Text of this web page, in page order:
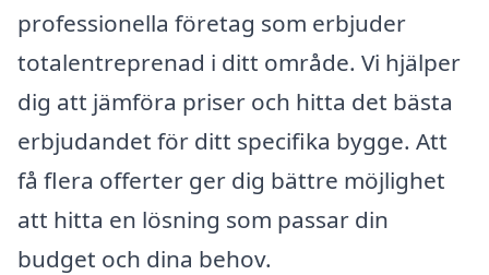
professionella företag som erbjuder
totalentreprenad i ditt område. Vi hjälper
dig att jämföra priser och hitta det bästa
erbjudandet för ditt specifika bygge. Att
få flera offerter ger dig bättre möjlighet
att hitta en lösning som passar din
budget och dina behov.